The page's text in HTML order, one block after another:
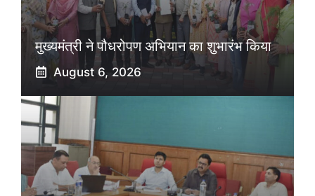
मुख्यमंत्री ने पौधरोपण अभियान का शुभारंभ किया
August 6, 2026